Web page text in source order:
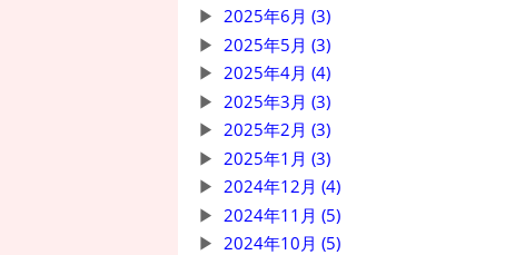
2025年6月 (3)
2025年5月 (3)
2025年4月 (4)
2025年3月 (3)
2025年2月 (3)
2025年1月 (3)
2024年12月 (4)
2024年11月 (5)
2024年10月 (5)